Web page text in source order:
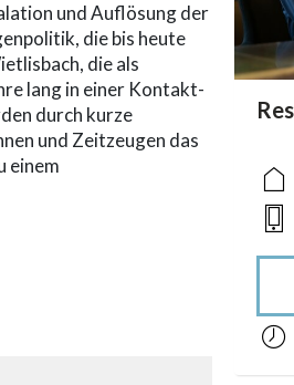
und Auflösung der
die bis heute
die als
lang in einer Kontakt-
durch kurze
und Zeitzeugen das
einem